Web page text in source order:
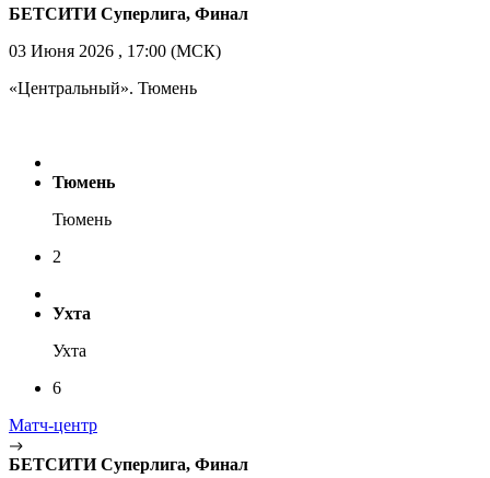
БЕТСИТИ Суперлига, Финал
03 Июня 2026 , 17:00 (МСК)
«Центральный». Тюмень
Тюмень
Тюмень
2
Ухта
Ухта
6
Матч-центр
БЕТСИТИ Суперлига, Финал